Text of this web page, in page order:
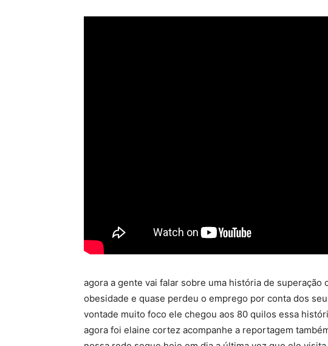
agora a gente vai falar sobre uma história de
obesidade e quase perdeu o emprego por conta dos
vontade muito foco ele chegou aos 80 quilos essa
agora foi elaine cortez acompanhe a reportagem